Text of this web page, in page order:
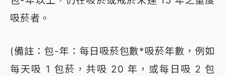
吸菸者。
(備註：包-年：每日吸菸包數*吸菸年數，例如
每天吸 1 包菸，共吸 20 年，或每日吸 2 包